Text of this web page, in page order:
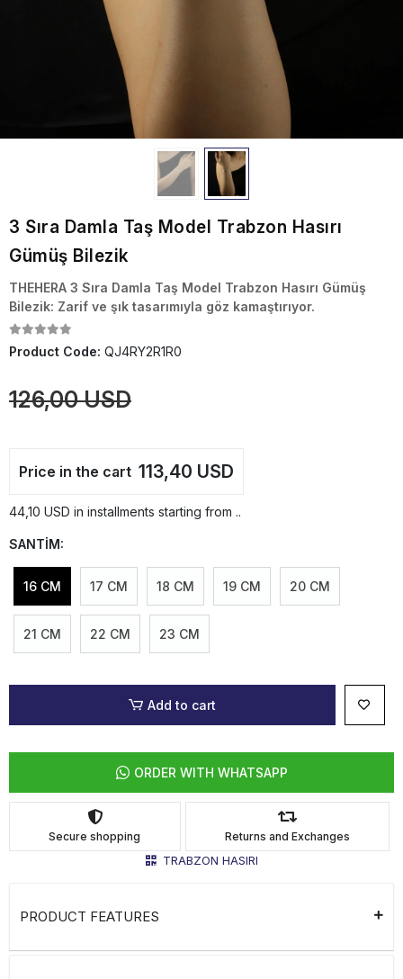
3 Sıra Damla Taş Model Trabzon Hasırı
Gümüş Bilezik
THEHERA 3 Sıra Damla Taş Model Trabzon Hasırı Gümüş
Bilezik: Zarif ve şık tasarımıyla göz kamaştırıyor.
Product Code: QJ4RY2R1R0
126,00 USD
Price in the cart 113,40 USD
44,10 USD in installments starting from ..
SANTİM:
16 CM 17 CM 18 CM 19 CM 20 CM
21 CM 22 CM 23 CM
Add to cart
ORDER WITH WHATSAPP
Secure shopping Returns and Exchanges
TRABZON HASIRI
PRODUCT FEATURES